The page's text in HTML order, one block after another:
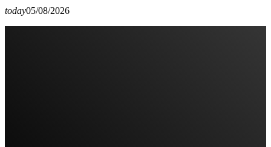
today05/08/2026